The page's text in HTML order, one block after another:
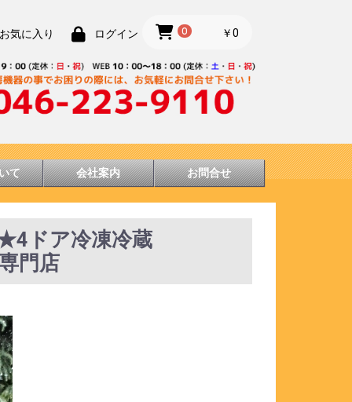
気に入り ログイン 0 ￥0
て 会社案内 お問合せ
ドア冷凍冷蔵
門店